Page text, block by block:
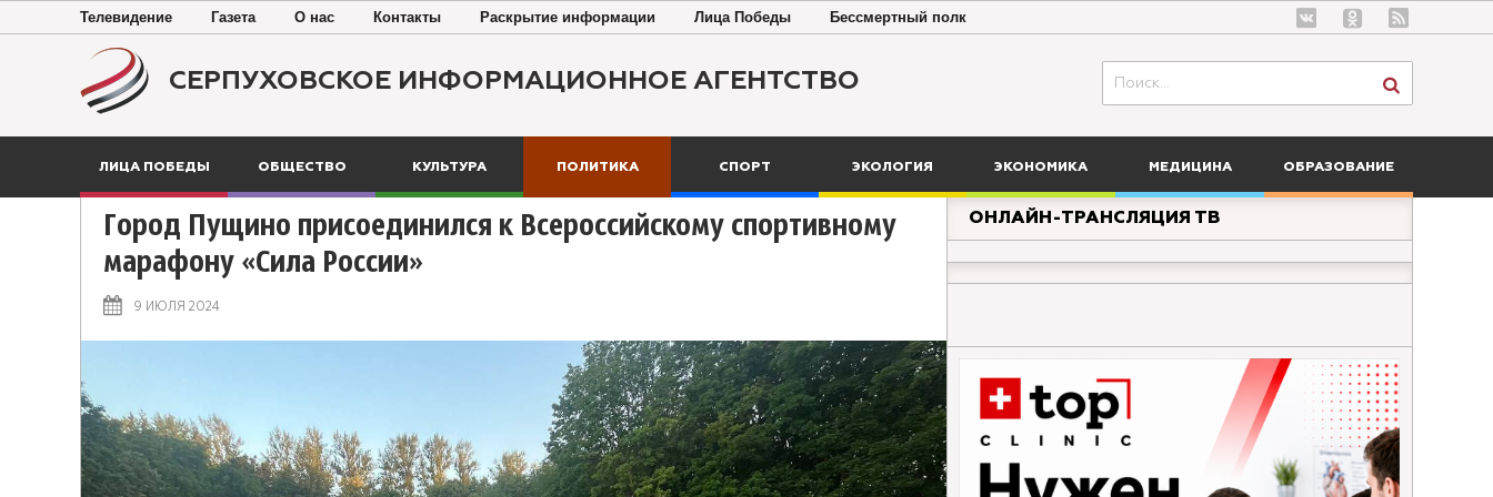
Телевидение Газета О нас Контакты Раскрытие информации Лица Победы Бессмертный полк
СЕРПУХОВСКОЕ ИНФОРМАЦИОННОЕ АГЕНТСТВО
ЛИЦА ПОБЕДЫ ОБЩЕСТВО КУЛЬТУРА ПОЛИТИКА СПОРТ ЭКОЛОГИЯ ЭКОНОМИКА МЕДИЦИНА ОБРАЗОВАНИЕ
Город Пущино присоединился к Всероссийскому спортивному
марафону «Сила России»
9 ИЮЛЯ 2024
ОНЛАЙН-ТРАНСЛЯЦИЯ ТВ